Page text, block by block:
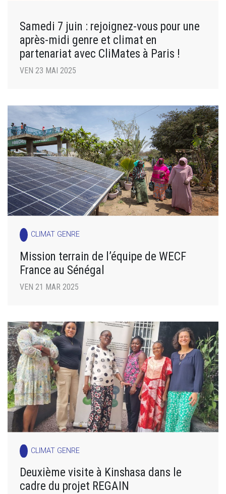
Samedi 7 juin : rejoignez-vous pour une
après-midi genre et climat en
partenariat avec CliMates à Paris !
VEN 23 MAI 2025
CLIMAT GENRE
Mission terrain de l’équipe de WECF
France au Sénégal
VEN 21 MAR 2025
CLIMAT GENRE
Deuxième visite à Kinshasa dans le
cadre du projet REGAIN